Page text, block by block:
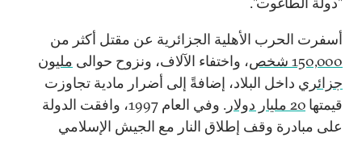
أسفرت الحرب الأهلية الجزائرية عن مقتل أكثر من
150,000 شخص
، واختفاء الآلاف، ونزوح حوالى مليون
جزائري داخل البلاد، إضافةً إلى أضرار مادية تجاوزت
قيمتها 20 مليار دولار
. وفي العام 1997، وافقت الدولة
على مبادرة وقف إطلاق النار مع الجيش الإسلامي